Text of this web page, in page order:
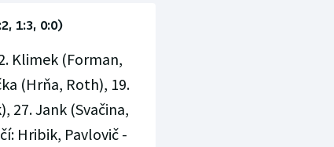
1:3, 0:0)
Klimek (Forman,
(Hrňa, Roth), 19.
27. Jank (Svačina,
Hribik, Pavlovič -